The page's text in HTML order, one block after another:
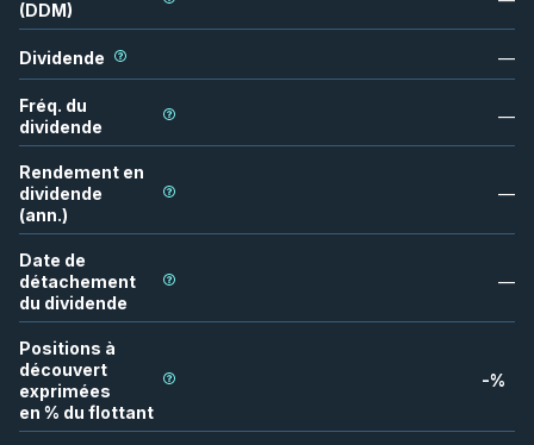
(DDM)
Dividende —
Fréq. du
dividende
—
Rendement en
dividende
(ann.)
—
Date de
détachement
du dividende
—
Positions à
découvert
exprimées
en % du flottant
-%